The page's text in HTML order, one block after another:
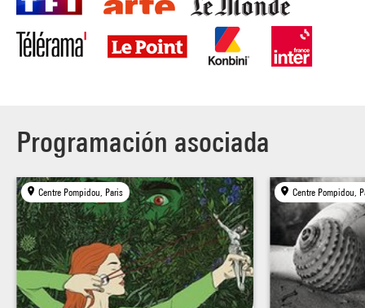
Programación asociada
Centre Pompidou, Paris Centre Pompidou,